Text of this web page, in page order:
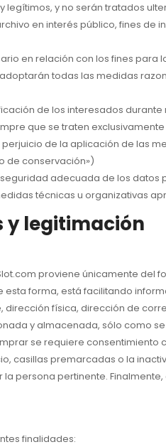
legítimos, y no serán tratados
en interés público, fines
en relación con los fines para
todas las medidas
de los interesados
que se traten
de la aplicación de las
de conservación»)
adecuada de los
técnicas u organizativas
y legitimación
proviene únicamente
forma, está facilitando
física, dirección de
y almacenada, sólo como
se requiere
casillas premarcadas o la
persona pertinente.
finalidades: